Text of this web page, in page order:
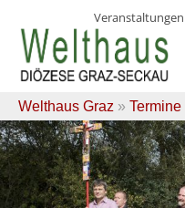
Skip
content
Veranstaltungen
Welthaus Graz » Termine